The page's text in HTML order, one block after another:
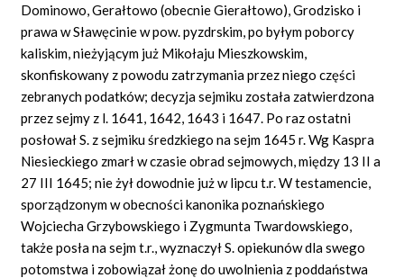
Dominowo, Gerałtowo (obecnie Gierałtowo), Grodzisko i
prawa w Sławęcinie w pow. pyzdrskim, po byłym poborcy
kaliskim, nieżyjącym już Mikołaju Mieszkowskim,
skonfiskowany z powodu zatrzymania przez niego części
zebranych podatków; decyzja sejmiku została zatwierdzona
przez sejmy z l. 1641, 1642, 1643 i 1647. Po raz ostatni
posłował S. z sejmiku średzkiego na sejm 1645 r. Wg Kaspra
Niesieckiego zmarł w czasie obrad sejmowych, między 13 II a
27 III 1645; nie żył dowodnie już w lipcu t.r. W testamencie,
sporządzonym w obecności kanonika poznańskiego
Wojciecha Grzybowskiego i Zygmunta Twardowskiego,
także posła na sejm t.r., wyznaczył S. opiekunów dla swego
potomstwa i zobowiązał żonę do uwolnienia z poddaństwa